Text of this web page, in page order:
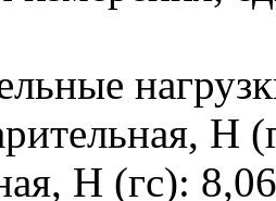
Н
Н (гс):